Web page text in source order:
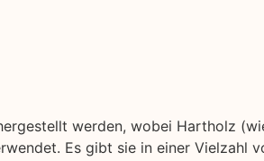
werden, wobei Hartholz
Es gibt sie in einer Vielzahl